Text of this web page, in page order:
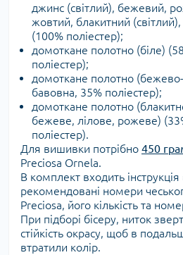
джинс (світлий), бежевий,
жовтий, блакитний
(100% поліестер);
домоткане полотно (біле)
поліестер);
домоткане полотно
бавовна, 35% поліестер);
домоткане полотно
бежеве, лілове, рожеве)
поліестер).
Для вишивки потрібно 450
Preciosa Ornela.
В комплект входить
рекомендовані номери
Preciosa, його кількість та
При підборі бісеру, ниток
стійкість окрасу, щоб в
втратили колір.